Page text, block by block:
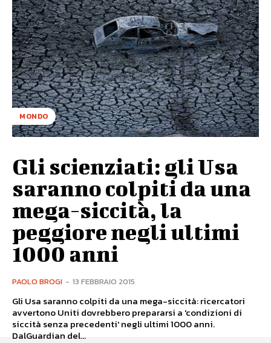
MONDO
Gli scienziati: gli Usa
saranno colpiti da una
mega-siccità, la
peggiore negli ultimi
1000 anni
PAOLO BROGI - 13 FEBBRAIO 2015
Gli Usa saranno colpiti da una mega-siccità: ricercatori
avvertono Uniti dovrebbero prepararsi a 'condizioni di
siccità senza precedenti' negli ultimi 1000 anni.
DalGuardian del...